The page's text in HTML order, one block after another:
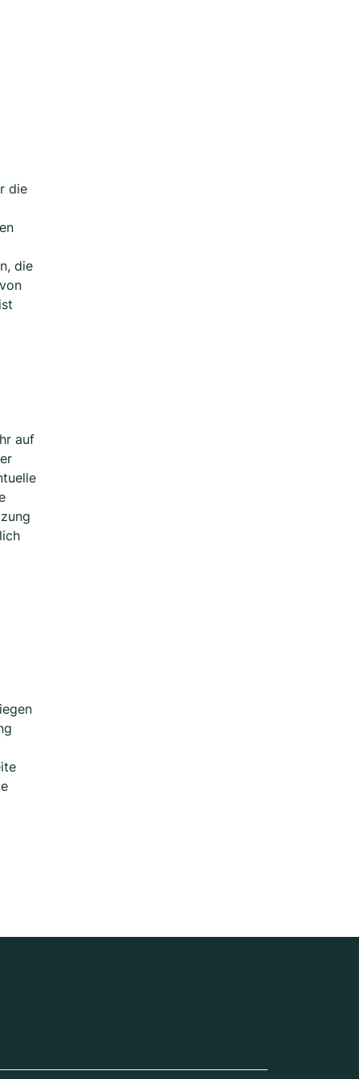
die
die
auf